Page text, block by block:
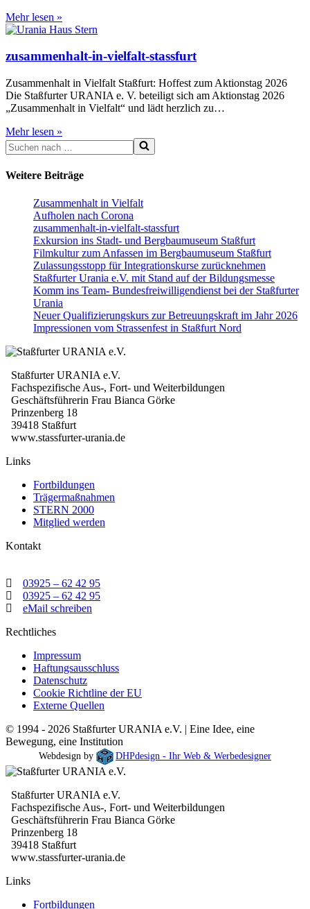
Mehr lesen »
nach
zusammenhalt-in-vielfalt-stassfurt
Zusammenhalt in Vielfalt Staßfurt: Hoffest zum Aktionstag 2026
Die Staßfurter URANIA e. V. beteiligt sich am Aktionstag 2026
„Zusammenhalt in Vielfalt“ und lädt herzlich zu…
Mehr lesen »
in-
vielfalt-
Suchen
nach …
Weitere Beiträge
Zusammenhalt in Vielfalt
Aufholen nach Corona
zusammenhalt-in-vielfalt-stassfurt
Exkursion ins Stadt- und Bergbaumuseum Staßfurt
Filmkultur zum Anfassen im Bergbaumuseum Staßfurt
Zulassungsstopp für Integrationskurse zurücknehmen
Staßfurter Urania e.V. mit Stand auf der Bildungsmesse
Komm ins Team- Bundesfreiwilligendienst bei der Staßfurter
Urania
Neuer Qualifizierungskurs zur Betreuungskraft im Jahr 2026
Impressionen vom Strassenfest in Staßfurt Nord
Staßfurter URANIA e.V.
Fachspezifische Aus-, Fort- und Weiterbildungen
Geschäftsführerin Frau Bianca Görke
Prinzenberg 18
39418 Staßfurt
www.stassfurter-urania.de
Links
Fortbildungen
Trägermaßnahmen
STERN 2000
Mitglied werden
Kontakt
03925 – 62 42 95
03925 – 62 42 95
eMail schreiben
Rechtliches
Impressum
Haftungsausschluss
Datenschutz
Cookie Richtline der EU
Externe Quellen
© 1994 - 2026 Staßfurter URANIA e.V. | Eine Idee, eine
Bewegung, eine Institution
Webdesign by DHPdesign - Ihr Web & Werbedesigner
Staßfurter URANIA e.V.
Fachspezifische Aus-, Fort- und Weiterbildungen
Geschäftsführerin Frau Bianca Görke
Prinzenberg 18
39418 Staßfurt
www.stassfurter-urania.de
Links
Fortbildungen